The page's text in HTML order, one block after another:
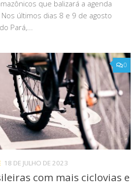
que balizará a agenda
últimos dias 8 e 9 de agosto
Pará,...
0
18 DE JULHO DE 2023
com mais ciclovias e